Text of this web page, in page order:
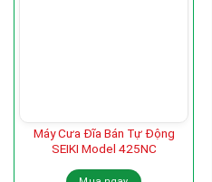
Máy Cưa Đĩa Bán Tự Động
SEIKI Model 425NC